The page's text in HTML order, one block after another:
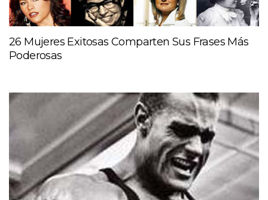
26 Mujeres Exitosas Comparten Sus Frases Más
Poderosas